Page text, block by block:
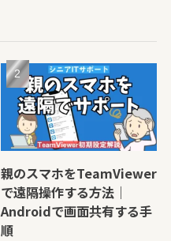
親のスマホをTeamViewer
で遠隔操作する方法｜
Androidで画面共有する手
順